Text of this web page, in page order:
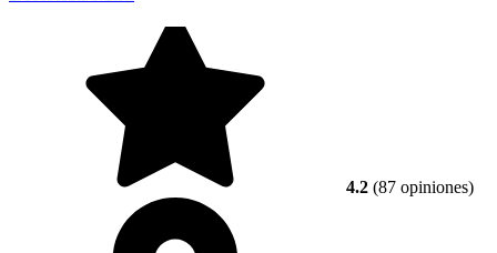
4.2 (87 opiniones)